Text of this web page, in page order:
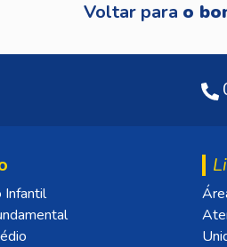
Voltar para o
Infantil